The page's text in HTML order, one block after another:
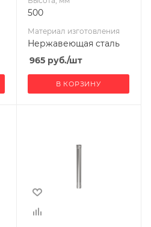
500
Материал изготовления
Нержавеющая сталь
965руб./шт
В КОРЗИНУ
500
Материал